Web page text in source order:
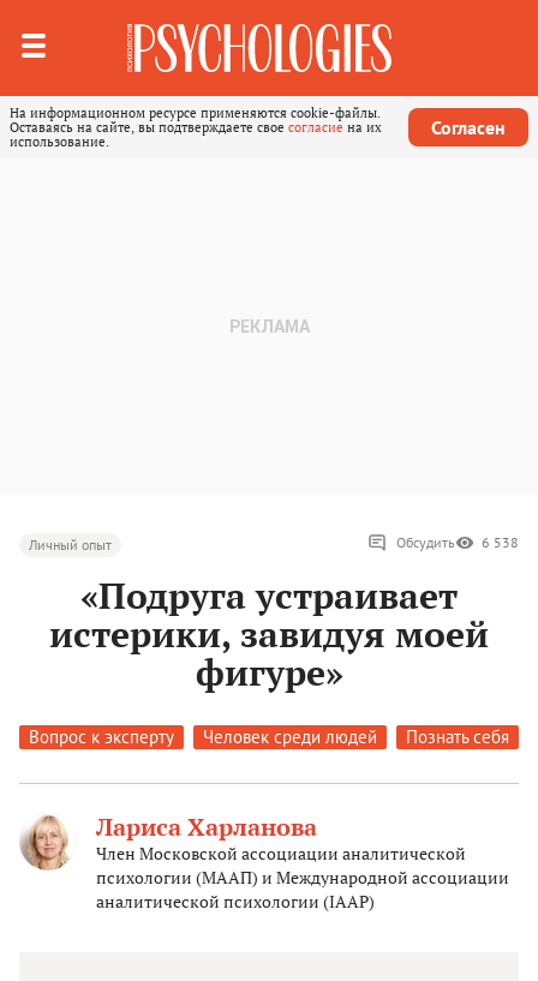
На информационном ресурсе применяются cookie-файлы.
Оставаясь на сайте, вы подтверждаете свое согласие на их
использование.
Согласен
Личный опыт Обсудить 6 538
«Подруга устраивает
истерики, завидуя моей
фигуре»
Вопрос к эксперту Человек среди людей Познать себя
Лариса Харланова
Член Московской ассоциации аналитической
психологии (МААП) и Международной ассоциации
аналитической психологии (IAAP)